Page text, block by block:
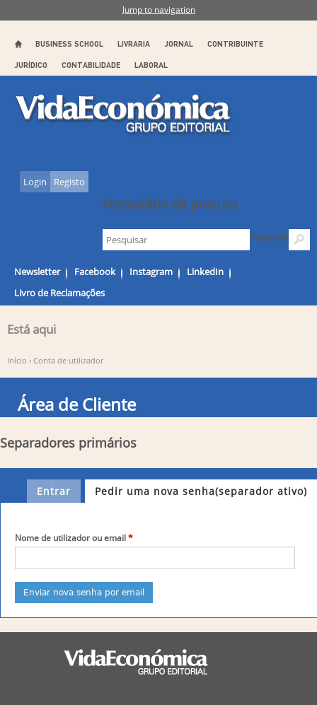
Jump to navigation
BUSINESS SCHOOL LIVRARIA JORNAL CONTRIBUINTE
JURÍDICO CONTABILIDADE LABORAL
Formulário de procura
Pesquisar
Login Registo
Newsletter Facebook Instagram
LinkedIn
Livro de Reclamações
Está aqui
Início › Conta de utilizador
Área de Cliente
Separadores primários
Entrar Pedir uma nova senha(separador ativo)
Nome de utilizador ou email*